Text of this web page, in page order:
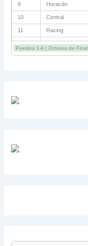
9 Huracán
10 Central
11 Racing
12 Estudiantes RC
13 Sarmiento
Puestos 1-8 | Octavos de Final